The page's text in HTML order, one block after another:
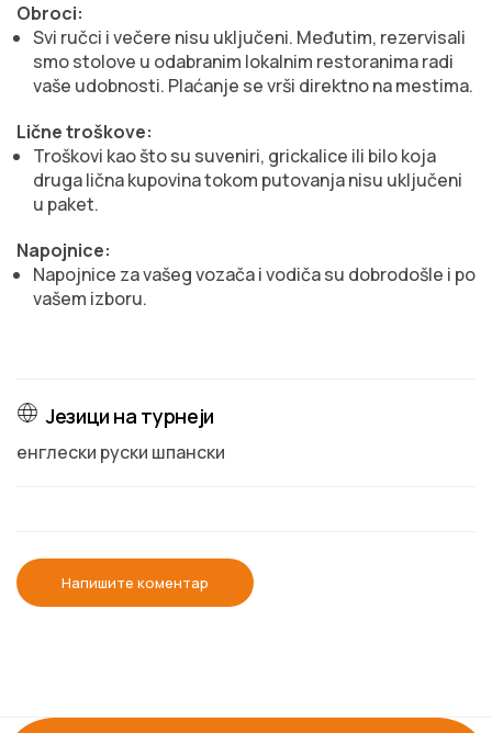
Obroci:
Svi ručci i večere nisu uključeni. Međutim, rezervisali
smo stolove u odabranim lokalnim restoranima radi
vaše udobnosti. Plaćanje se vrši direktno na mestima.
Lične troškove:
Troškovi kao što su suveniri, grickalice ili bilo koja
druga lična kupovina tokom putovanja nisu uključeni
u paket.
Napojnice:
Napojnice za vašeg vozača i vodiča su dobrodošle i po
vašem izboru.
Језици на турнеји
енглески руски шпански
Напишите коментар